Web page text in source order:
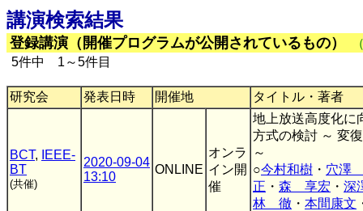
講演検索結果
登録講演（開催プログラムが公開されているもの）
5件中 1～5件目
研究会 発表日時 開催地 タイトル・著者
BCT,
IEEE-
BT
(共催)
2020-09-04
13:10
ONLINE
オンラ
イン開
催
地上放送高度化に
方式の検討 ～ 変
～
○今村和樹 ・ 穴澤
正 ・ 森 享宏 ・ 深
林 徹 ・ 本間康文